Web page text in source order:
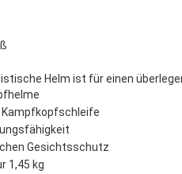
Helm ist für einen
Gesichtsschutz
1,45 kg